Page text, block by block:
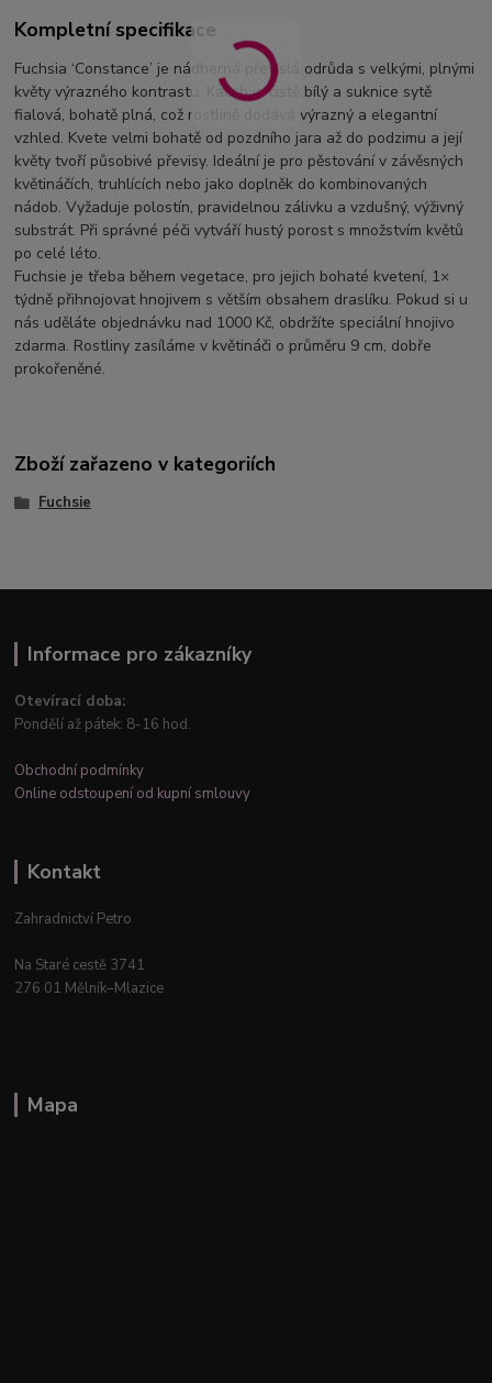
Kompletní specifikace
Fuchsia ‘Constance’ je nádherná převislá odrůda s velkými, plnými
květy výrazného kontrastu. Kalich je čistě bílý a suknice sytě
fialová, bohatě plná, což rostlině dodává výrazný a elegantní
vzhled. Kvete velmi bohatě od pozdního jara až do podzimu a její
květy tvoří působivé převisy. Ideální je pro pěstování v závěsných
květináčích, truhlících nebo jako doplněk do kombinovaných
nádob. Vyžaduje polostín, pravidelnou zálivku a vzdušný, výživný
substrát. Při správné péči vytváří hustý porost s množstvím květů
po celé léto.
Fuchsie je třeba během vegetace, pro jejich bohaté kvetení, 1×
týdně přihnojovat hnojivem s větším obsahem draslíku. Pokud si u
nás uděláte objednávku nad 1000 Kč, obdržíte speciální hnojivo
zdarma. Rostliny zasíláme v květináči o průměru 9 cm, dobře
prokořeněné.
Zboží zařazeno v kategoriích
Fuchsie
Informace pro zákazníky
Otevírací doba:
Pondělí až pátek: 8-16 hod.
Obchodní podmínky
Online odstoupení od kupní smlouvy
Kontakt
Zahradnictví Petro
Na Staré cestě 3741
276 01 Mělník–Mlazice
Mapa